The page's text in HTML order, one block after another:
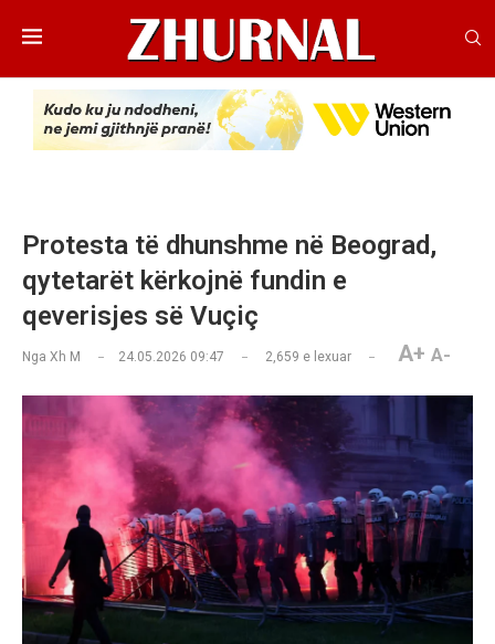
Protesta të dhunshme në Beograd,
qytetarët kërkojnë fundin e
qeverisjes së Vuçiç
Nga Xh M 24.05.2026 09:47 2,659 e lexuar A+ A-